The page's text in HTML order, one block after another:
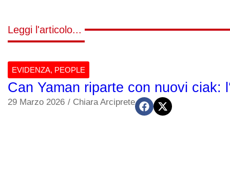
Leggi l'articolo...
EVIDENZA, PEOPLE
Can Yaman riparte con nuovi ciak:
29 Marzo 2026 / Chiara Arciprete